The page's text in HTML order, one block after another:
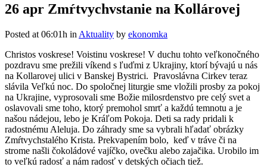
26 apr Zmŕtvychvstanie na Kollárovej
Posted at 06:01h in Aktuality by ekonomka
Christos voskrese! Voistinu voskrese! V duchu tohto veľkonočného
pozdravu sme prežili víkend s ľuďmi z Ukrajiny, ktorí bývajú u nás
na Kollarovej ulici v Banskej Bystrici. Pravoslávna Cirkev teraz
slávila Veľkú noc. Do spoločnej liturgie sme vložili prosby za pokoj
na Ukrajine, vyprosovali sme Božie milosrdenstvo pre celý svet a
oslavovali sme toho, ktorý premohol smrť a každú temnotu a je
našou nádejou, lebo je Kráľom Pokoja. Deti sa rady pridali k
radostnému Aleluja. Do záhrady sme sa vybrali hľadať obrázky
Zmŕtvychstalého Krista. Prekvapením bolo, keď v tráve či na
strome našli čokoládové vajíčko, ovečku alebo zajačika. Urobilo im
to veľkú radosť a nám radosť v detských očiach tiež.